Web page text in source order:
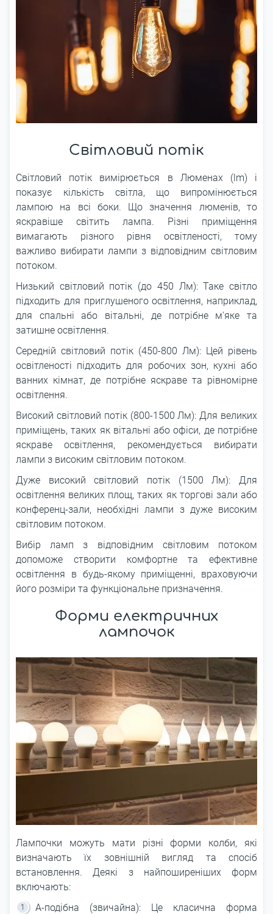
Світловий потік
Світловий потік вимірюється в Люменах (lm) і
показує кількість світла, що випромінюється
лампою на всі боки. Що значення люменів, то
яскравіше світить лампа. Різні приміщення
вимагають різного рівня освітленості, тому
важливо вибирати лампи з відповідним світловим
потоком.
Низький світловий потік (до 450 Лм): Таке світло
підходить для приглушеного освітлення, наприклад,
для спальні або вітальні, де потрібне м'яке та
затишне освітлення.
Середній світловий потік (450-800 Лм): Цей рівень
освітленості підходить для робочих зон, кухні або
ванних кімнат, де потрібне яскраве та рівномірне
освітлення.
Високий світловий потік (800-1500 Лм): Для великих
приміщень, таких як вітальні або офіси, де потрібне
яскраве освітлення, рекомендується вибирати
лампи з високим світловим потоком.
Дуже високий світловий потік (1500 Лм): Для
освітлення великих площ, таких як торгові зали або
конференц-зали, необхідні лампи з дуже високим
світловим потоком.
Вибір ламп з відповідним світловим потоком
допоможе створити комфортне та ефективне
освітлення в будь-якому приміщенні, враховуючи
його розміри та функціональне призначення.
Форми електричних
лампочок
Лампочки можуть мати різні форми колби, які
визначають їх зовнішній вигляд та спосіб
встановлення. Деякі з найпоширеніших форм
включають:
A-подібна (звичайна): Це класична форма